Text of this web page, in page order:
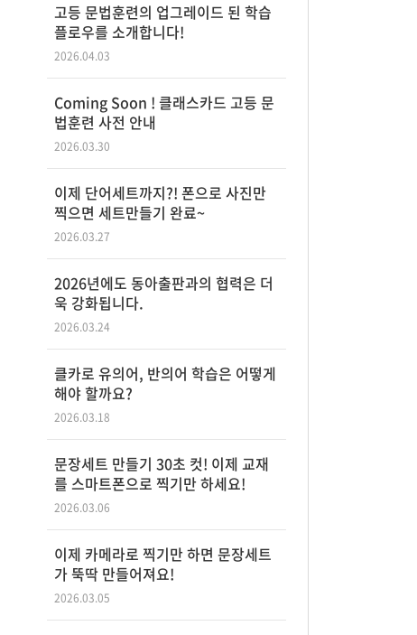
고등 문법훈련의 업그레이드 된 학습
플로우를 소개합니다!
2026.04.03
Coming Soon ! 클래스카드 고등 문
법훈련 사전 안내
2026.03.30
이제 단어세트까지?! 폰으로 사진만
찍으면 세트만들기 완료~
2026.03.27
2026년에도 동아출판과의 협력은 더
욱 강화됩니다.
2026.03.24
클카로 유의어, 반의어 학습은 어떻게
해야 할까요?
2026.03.18
문장세트 만들기 30초 컷! 이제 교재
를 스마트폰으로 찍기만 하세요!
2026.03.06
이제 카메라로 찍기만 하면 문장세트
가 뚝딱 만들어져요!
2026.03.05